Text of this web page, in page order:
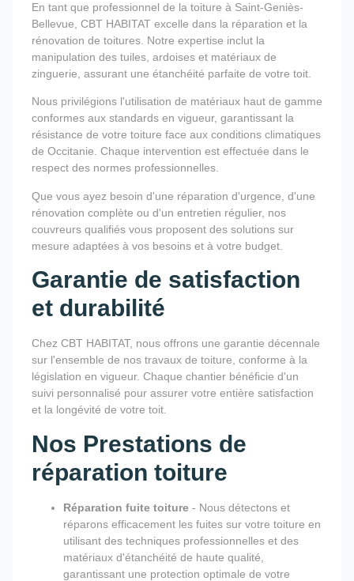
En tant que professionnel de la toiture à Saint-Geniès-
Bellevue, CBT HABITAT excelle dans la réparation et la
rénovation de toitures. Notre expertise inclut la
manipulation des tuiles, ardoises et matériaux de
zinguerie, assurant une étanchéité parfaite de votre toit.
Nous privilégions l'utilisation de matériaux haut de gamme
conformes aux standards en vigueur, garantissant la
résistance de votre toiture face aux conditions climatiques
de Occitanie. Chaque intervention est effectuée dans le
respect des normes professionnelles.
Que vous ayez besoin d'une réparation d'urgence, d'une
rénovation complète ou d'un entretien régulier, nos
couvreurs qualifiés vous proposent des solutions sur
mesure adaptées à vos besoins et à votre budget.
Garantie de satisfaction
et durabilité
Chez CBT HABITAT, nous offrons une garantie décennale
sur l'ensemble de nos travaux de toiture, conforme à la
législation en vigueur. Chaque chantier bénéficie d'un
suivi personnalisé pour assurer votre entière satisfaction
et la longévité de votre toit.
Nos Prestations de
réparation toiture
Réparation fuite toiture - Nous détectons et
réparons efficacement les fuites sur votre toiture en
utilisant des techniques professionnelles et des
matériaux d'étanchéité de haute qualité,
garantissant une protection optimale de votre